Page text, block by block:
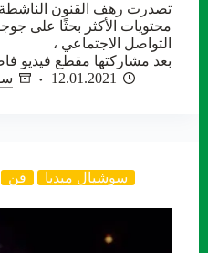
تصدرت رهف القنون الناشطة
محتويات الأكثر بحثًا على
التواصل الاجتماعي ،
بعد مشاركتها مقطع فيديو
12.01.2021
سوشيال ميديا فن